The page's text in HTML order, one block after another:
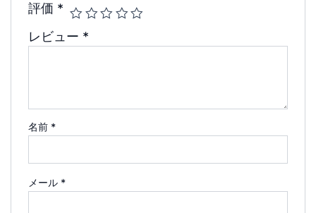
評価 *
レビュー *
名前 *
メール *